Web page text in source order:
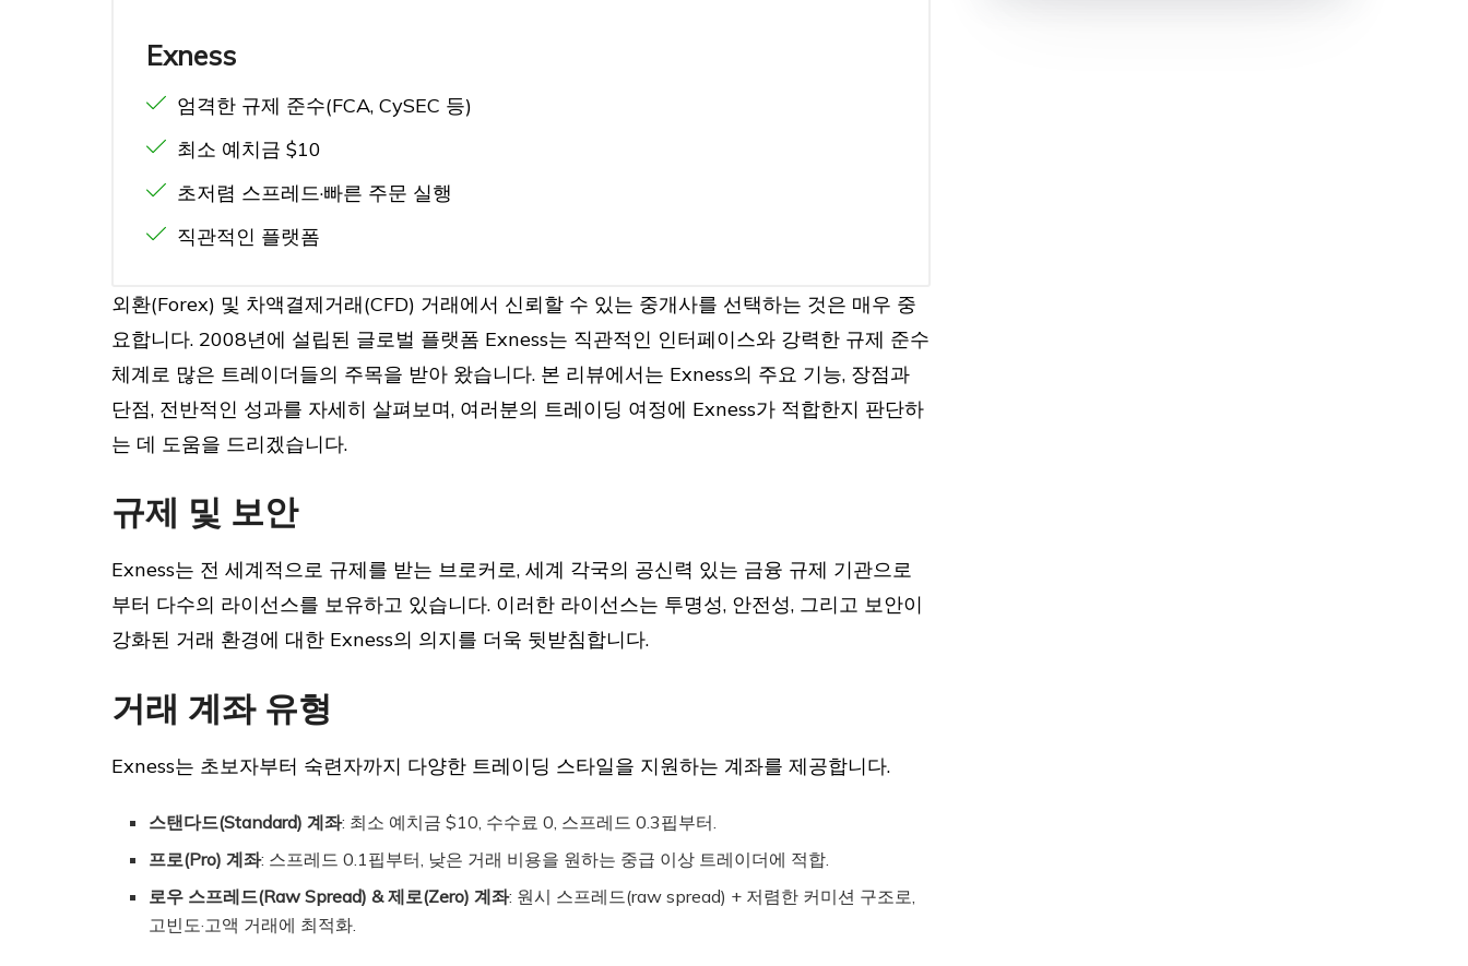
Exness
엄격한 규제 준수(FCA, CySEC 등)
최소 예치금 $10
초저렴 스프레드·빠른 주문 실행
직관적인 플랫폼
외환(Forex) 및 차액결제거래(CFD) 거래에서 신뢰할 수 있는 중개사를 선택하는 것은 매우 중
요합니다. 2008년에 설립된 글로벌 플랫폼 Exness는 직관적인 인터페이스와 강력한 규제 준수
체계로 많은 트레이더들의 주목을 받아 왔습니다. 본 리뷰에서는 Exness의 주요 기능, 장점과
단점, 전반적인 성과를 자세히 살펴보며, 여러분의 트레이딩 여정에 Exness가 적합한지 판단하
는 데 도움을 드리겠습니다.
규제 및 보안
Exness는 전 세계적으로 규제를 받는 브로커로, 세계 각국의 공신력 있는 금융 규제 기관으로
부터 다수의 라이선스를 보유하고 있습니다. 이러한 라이선스는 투명성, 안전성, 그리고 보안이
강화된 거래 환경에 대한 Exness의 의지를 더욱 뒷받침합니다.
거래 계좌 유형
Exness는 초보자부터 숙련자까지 다양한 트레이딩 스타일을 지원하는 계좌를 제공합니다.
스탠다드(Standard) 계좌: 최소 예치금 $10, 수수료 0, 스프레드 0.3핍부터.
프로(Pro) 계좌: 스프레드 0.1핍부터, 낮은 거래 비용을 원하는 중급 이상 트레이더에 적합.
로우 스프레드(Raw Spread) & 제로(Zero) 계좌: 원시 스프레드(raw spread) + 저렴한 커미션 구조로,
고빈도·고액 거래에 최적화.